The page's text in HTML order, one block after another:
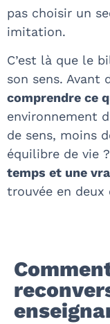
pas choisir un
imitation.
C’est là que le
son sens. Avant
comprendre ce
environnement
de sens, moins
équilibre de vie
temps et une
trouvée en